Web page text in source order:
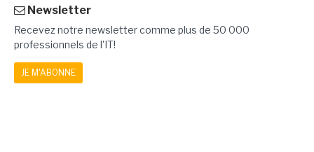
Newsletter
Recevez notre newsletter comme plus de 50 000
professionnels de l'IT!
JE M'ABONNE